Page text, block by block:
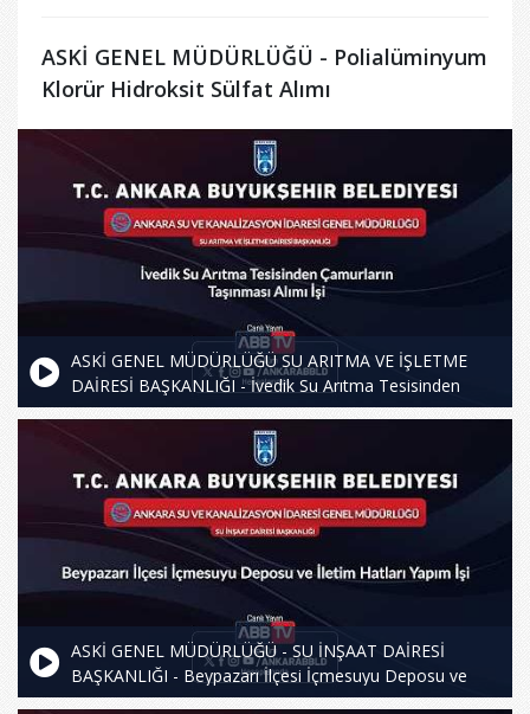
ASKİ GENEL MÜDÜRLÜĞÜ - Polialüminyum
Klorür Hidroksit Sülfat Alımı
ASKİ GENEL MÜDÜRLÜĞÜ SU ARITMA VE İŞLETME
DAİRESİ BAŞKANLIĞI - İvedik Su Arıtma Tesisinden
Çamurların Taşınması Alımı İşi
ASKİ GENEL MÜDÜRLÜĞÜ - SU İNŞAAT DAİRESİ
BAŞKANLIĞI - Beypazarı İlçesi İçmesuyu Deposu ve
İletim Hatları Yapım İşi